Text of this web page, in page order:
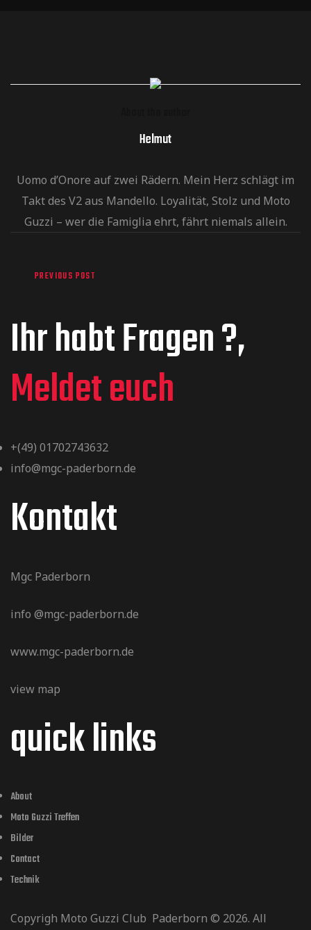
Helmut
Uomo d’Onore auf zwei Rädern. Mein Herz schlägt im
Takt des V2 aus Mandello. Loyalität, Stolz und Moto
Guzzi – wer die Famiglia ehrt, fährt niemals allein.
PREVIOUS POST
Ihr habt Fragen ?,
Meldet euch
+(49) 01702743632
info@mgc-paderborn.de
Kontakt
Mgc Paderborn
info @mgc-paderborn.de
www.mgc-paderborn.de
view map
quick links
About
Moto Guzzi Treffen
Bilder
Contact
Technik
Copyrigh Moto Guzzi Club Paderborn © 2026. All